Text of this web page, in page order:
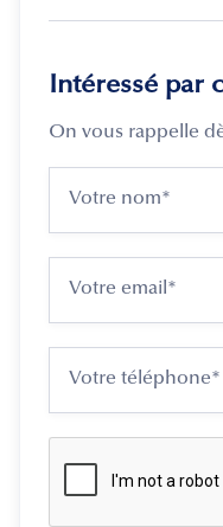
Intéressé par
On vous rappelle